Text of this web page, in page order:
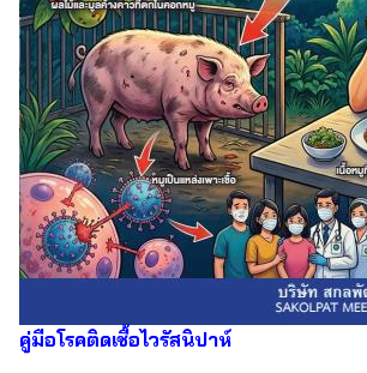
คู่มือโรคติดเชื้อไวรัสนิปาห์